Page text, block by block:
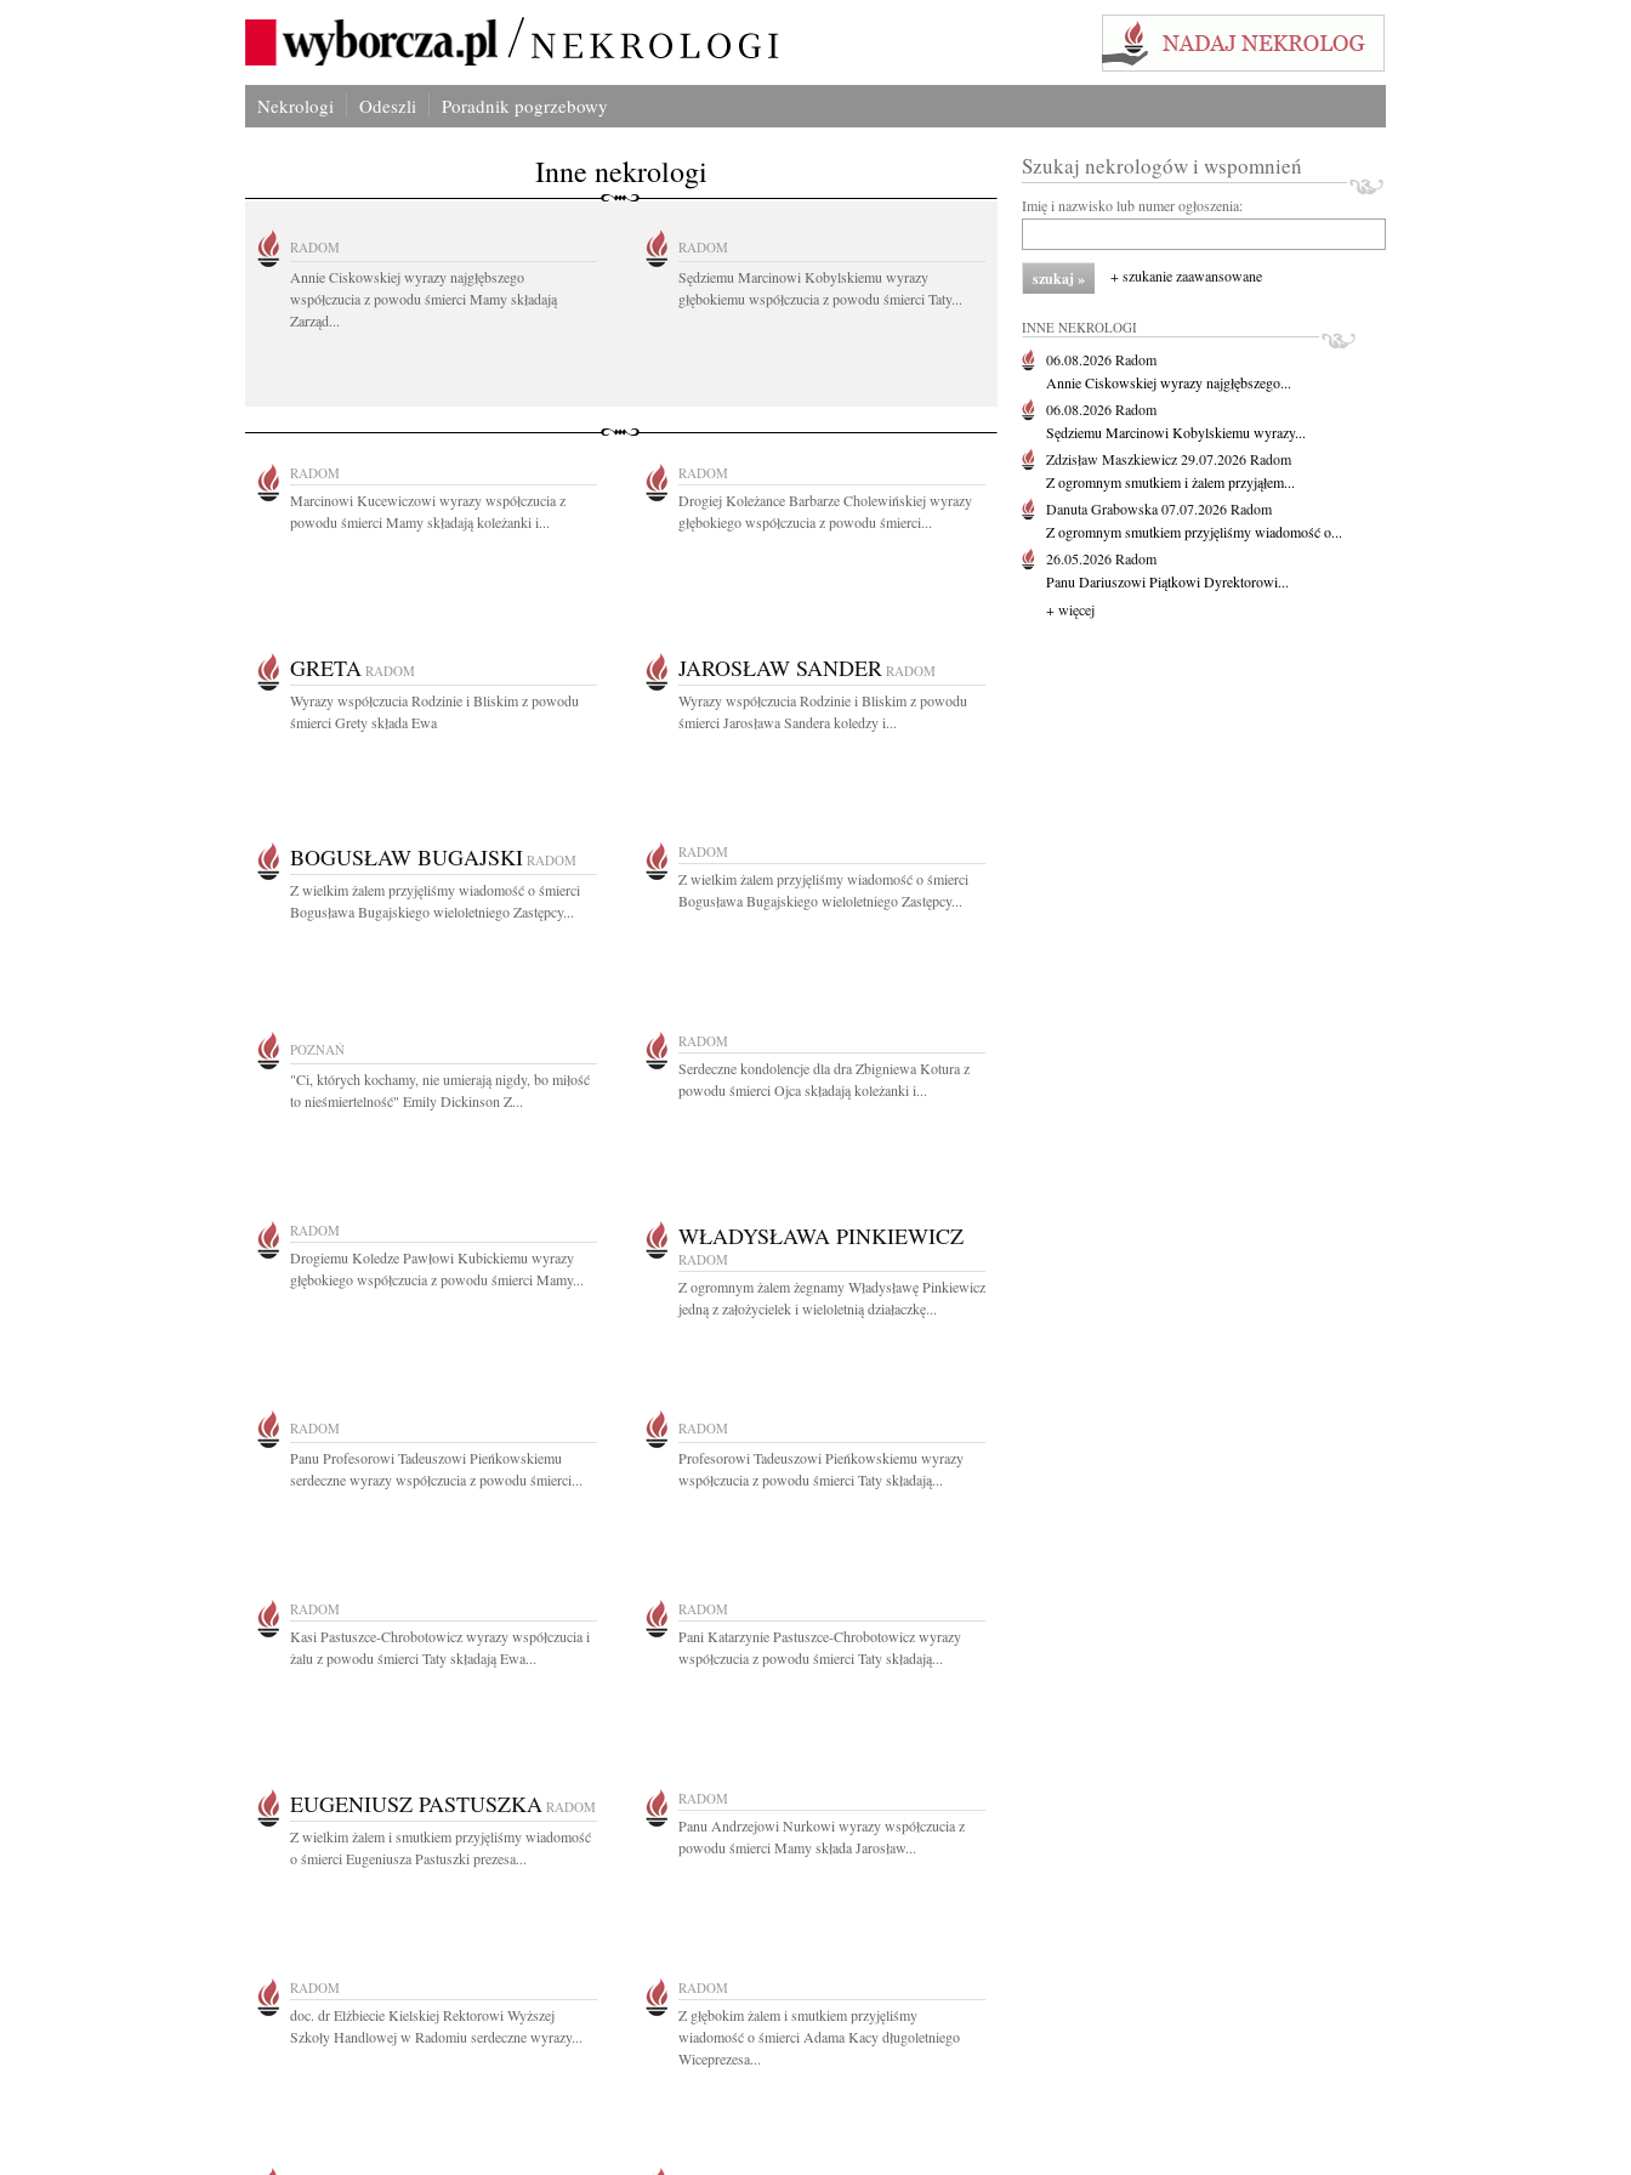
Nekrologi Odeszli Poradnik pogrzebowy
Inne nekrologi
RADOM
Annie Ciskowskiej wyrazy najgłębszego
współczucia z powodu śmierci Mamy składają
Zarząd...
RADOM
Sędziemu Marcinowi Kobylskiemu wyrazy
głębokiemu współczucia z powodu śmierci Taty...
RADOM
Marcinowi Kucewiczowi wyrazy współczucia z
powodu śmierci Mamy składają koleżanki i...
RADOM
Drogiej Koleżance Barbarze Cholewińskiej wyrazy
głębokiego współczucia z powodu śmierci...
GRETA RADOM
Wyrazy współczucia Rodzinie i Bliskim z powodu
śmierci Grety składa Ewa
JAROSŁAW SANDER RADOM
Wyrazy współczucia Rodzinie i Bliskim z powodu
śmierci Jarosława Sandera koledzy i...
BOGUSŁAW BUGAJSKI RADOM
Z wielkim żalem przyjęliśmy wiadomość o śmierci
Bogusława Bugajskiego wieloletniego Zastępcy...
RADOM
Z wielkim żalem przyjęliśmy wiadomość o śmierci
Bogusława Bugajskiego wieloletniego Zastępcy...
POZNAŃ
"Ci, których kochamy, nie umierają nigdy, bo miłość
to nieśmiertelność" Emily Dickinson Z...
RADOM
Serdeczne kondolencje dla dra Zbigniewa Kotura z
powodu śmierci Ojca składają koleżanki i...
RADOM
Drogiemu Koledze Pawłowi Kubickiemu wyrazy
głębokiego współczucia z powodu śmierci Mamy...
WŁADYSŁAWA PINKIEWICZ
RADOM
Z ogromnym żalem żegnamy Władysławę Pinkiewicz
jedną z założycielek i wieloletnią działaczkę...
RADOM
Panu Profesorowi Tadeuszowi Pieńkowskiemu
serdeczne wyrazy współczucia z powodu śmierci...
RADOM
Profesorowi Tadeuszowi Pieńkowskiemu wyrazy
współczucia z powodu śmierci Taty składają...
RADOM
Kasi Pastuszce-Chrobotowicz wyrazy współczucia i
żalu z powodu śmierci Taty składają Ewa...
RADOM
Pani Katarzynie Pastuszce-Chrobotowicz wyrazy
współczucia z powodu śmierci Taty składają...
EUGENIUSZ PASTUSZKA RADOM
Z wielkim żalem i smutkiem przyjęliśmy wiadomość
o śmierci Eugeniusza Pastuszki prezesa...
RADOM
Panu Andrzejowi Nurkowi wyrazy współczucia z
powodu śmierci Mamy składa Jarosław...
RADOM
doc. dr Elżbiecie Kielskiej Rektorowi Wyższej
Szkoły Handlowej w Radomiu serdeczne wyrazy...
RADOM
Z głębokim żalem i smutkiem przyjęliśmy
wiadomość o śmierci Adama Kacy długoletniego
Wiceprezesa...
Szukaj nekrologów i wspomnień
Imię i nazwisko lub numer ogłoszenia:
+ szukanie zaawansowane
INNE NEKROLOGI
06.08.2026Radom
Annie Ciskowskiej wyrazy najgłębszego...
06.08.2026Radom
Sędziemu Marcinowi Kobylskiemu wyrazy...
Zdzisław Maszkiewicz29.07.2026Radom
Z ogromnym smutkiem i żalem przyjąłem...
Danuta Grabowska07.07.2026Radom
Z ogromnym smutkiem przyjęliśmy wiadomość o...
26.05.2026Radom
Panu Dariuszowi Piątkowi Dyrektorowi...
+ więcej